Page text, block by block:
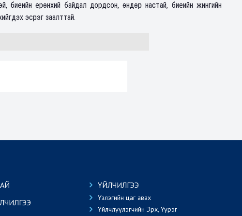
биеийн ерөнхий байдал дордсон, өндөр настай, биеийн жингийн
эсрэг заалттай.
ҮЙЛЧИЛГЭЭ
Үзлэгийн цаг авах
Үйлчлүүлэгчийн Эрх, Үүрэг